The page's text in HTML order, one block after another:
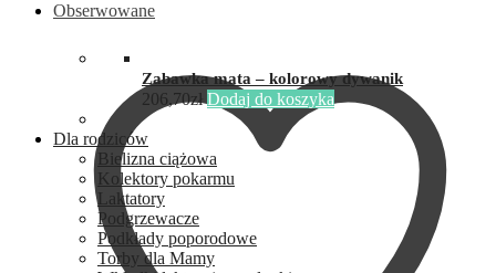
Obserwowane
Zabawka mata – kolorowy dywanik
206,70zł Dodaj do koszyka
Dla rodziców
Bielizna ciążowa
Kolektory pokarmu
Laktatory
Podgrzewacze
Podkłady poporodowe
Torby dla Mamy